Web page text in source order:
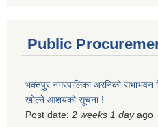
Public
भक्तपुर नगरपालिका अरनिको सभाभवन
खोल्ने आशयको सूचना !
Post date: 2 weeks 1 dayago